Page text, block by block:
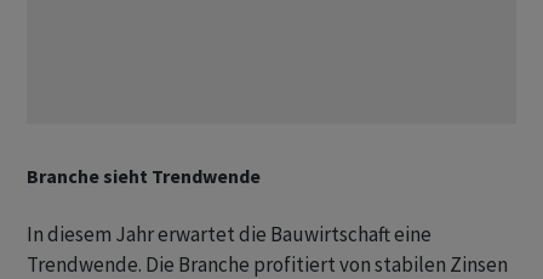
Branche sieht Trendwende
In diesem Jahr erwartet die Bauwirtschaft eine
Trendwende. Die Branche profitiert von stabilen Zinsen